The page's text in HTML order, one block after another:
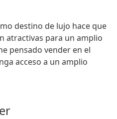
atractivas para un amplio
pensado vender en el
acceso a un amplio